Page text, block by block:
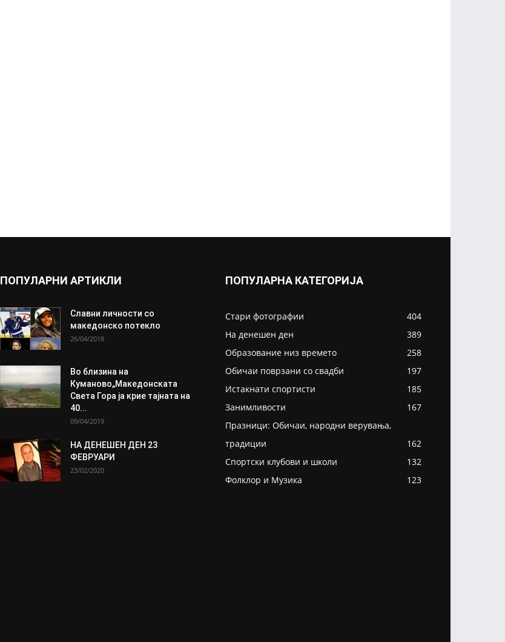
ПОПУЛАРНИ АРТИКЛИ
Славни личности со
македонско потекло
26/04/2018
Во близина на
Кумановo„Македонската
Света Гора ја крие тајната на
40...
09/04/2019
НА ДЕНЕШЕН ДЕН 23
ФЕВРУАРИ
23/02/2020
ПОПУЛАРНА КАТЕГОРИЈА
Стари фотографии
404
На денешен ден
389
Образование низ времето
258
Обичаи поврзани со свадби
197
Истакнати спортисти
185
Занимливости
167
Празници: Обичаи, народни верувања,
традиции
162
Спортски клубови и школи
132
Фолклор и Музика
123